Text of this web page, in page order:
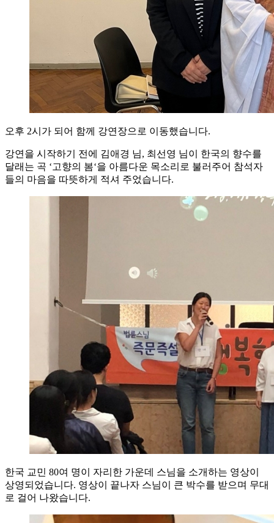
오후 2시가 되어 함께 강연장으로 이동했습니다.
강연을 시작하기 전에 김애경 님, 최선영 님이 한국의 향수를
달래는 곡 ‘고향의 봄‘을 아름다운 목소리로 불러주어 참석자
들의 마음을 따뜻하게 적셔 주었습니다.
한국 교민 80여 명이 자리한 가운데 스님을 소개하는 영상이
상영되었습니다. 영상이 끝나자 스님이 큰 박수를 받으며 무대
로 걸어 나왔습니다.